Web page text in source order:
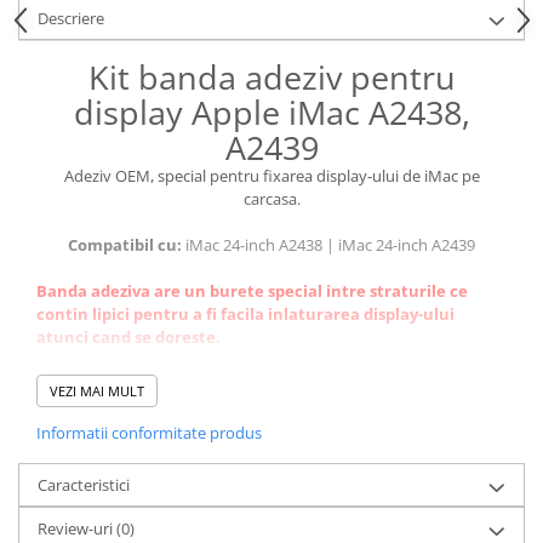
Piese & Accesorii iPhone
iPhone 16 Pro Max
iPhone 16 Pro
iPhone 17 Pro
iPhone 16
iPhone 15 Plus
iPhone 15
iPhone 14 Pro
iPhone 14 Plus
iPhone 14
Descriere
Kit banda adeziv pentru
display Apple iMac A2438,
A2439
Adeziv OEM, special pentru fixarea display-ului de iMac pe
carcasa.
Compatibil cu: iMac 24-inch A2438 | iMac 24-inch A2439
Banda adeziva are un burete special intre straturile ce
contin lipici pentru a fi facila inlaturarea display-ului
atunci cand se doreste.
Recomandari pentru montaj:
1. Înainte de lipirea adezivului, recomandam curatarea carcasei
de iMac si a marginilor display-ului, de resturile de adeziv vechi,
2. Nu utilizati solutii cu textura uleioasa pentru curatarea
resturilor de adeziv vechi de pe display si carcasa de iMac
deoarece poate ramâne o pelicula pe suprafata carcasei sau
VEZI MAI MULT
Informatii conformitate produs
Caracteristici
Review-uri(0)